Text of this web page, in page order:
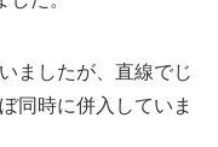
ましたが、直線でじ
同時に併入していま